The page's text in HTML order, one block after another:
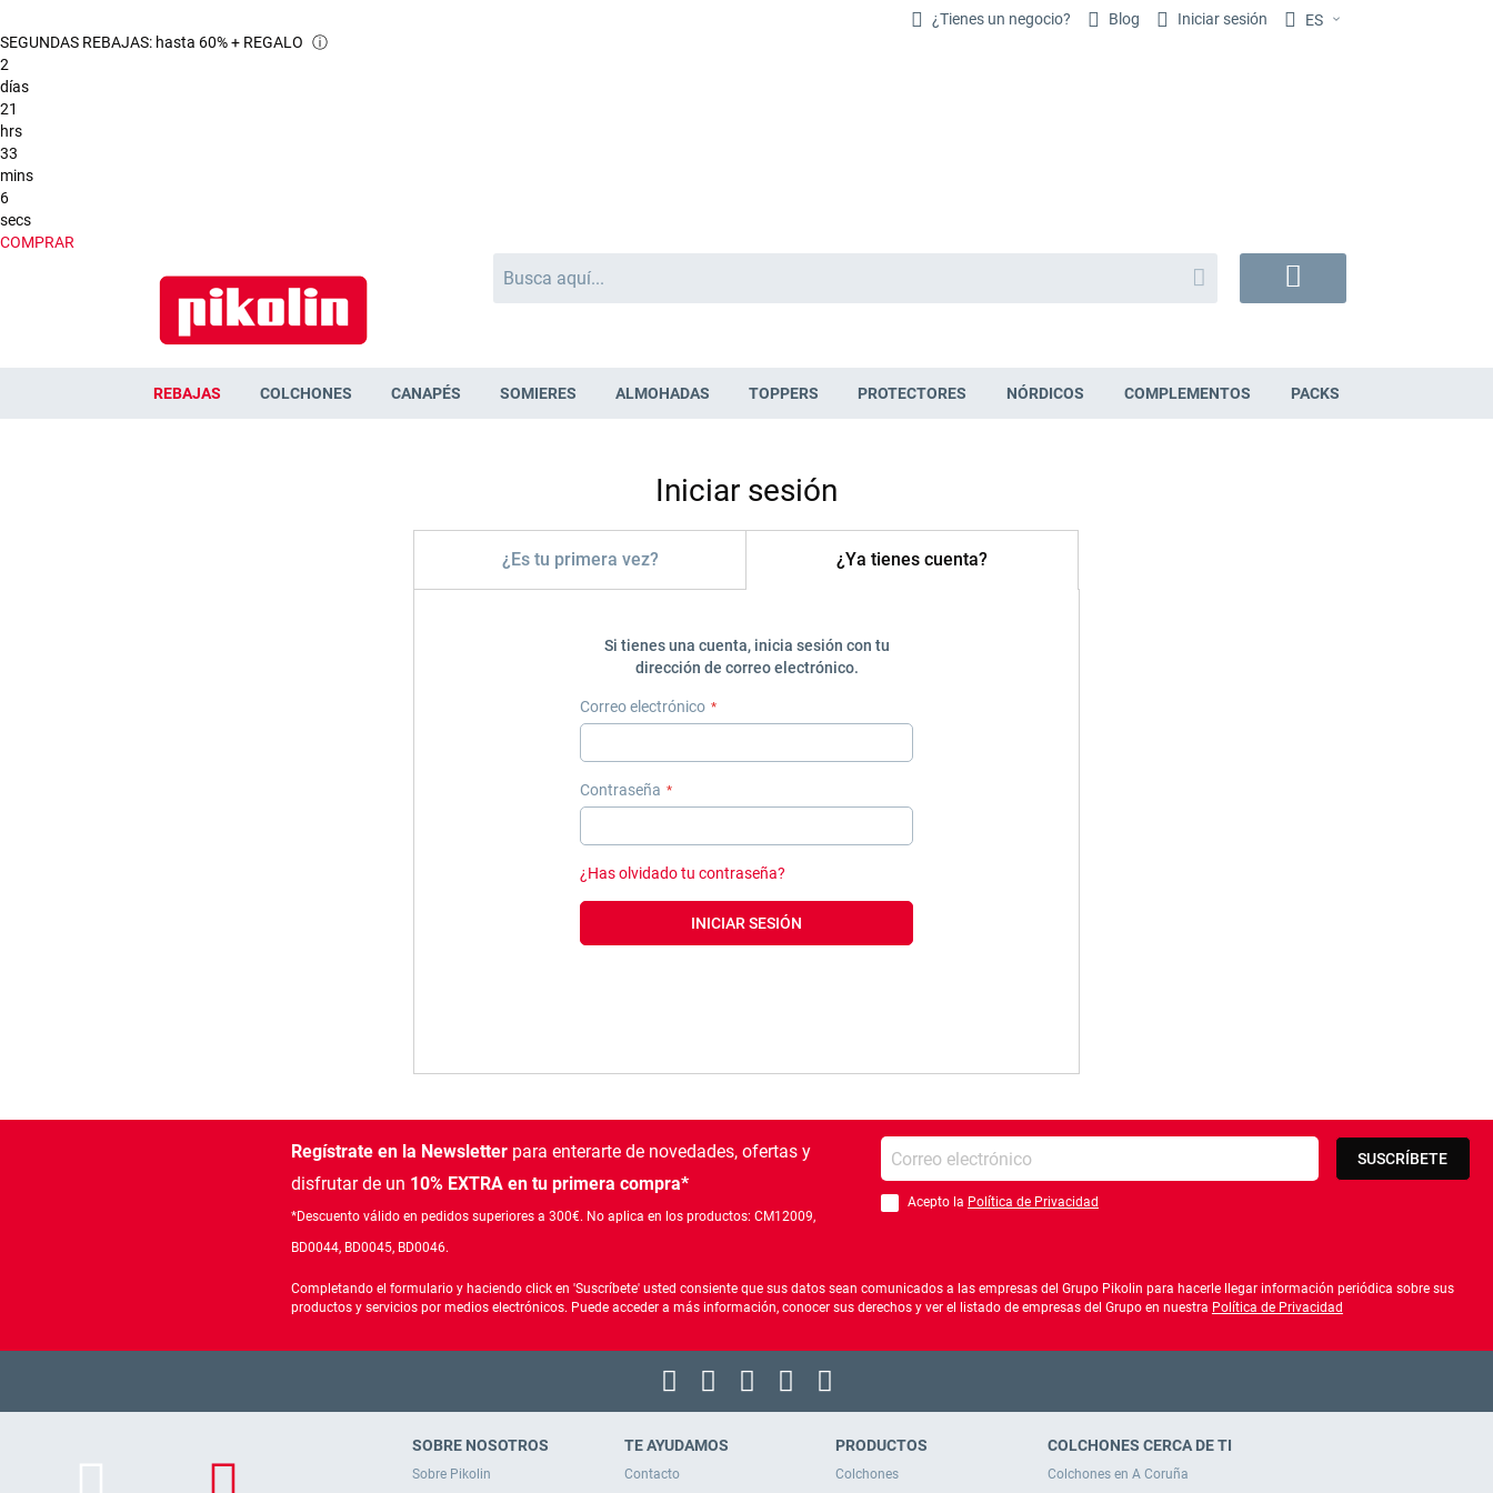
¿Tienes un negocio? Blog Iniciar sesión ES
Buscar
Buscar
SEGUNDAS REBAJAS: hasta 60% + REGALO ⓘ
2
días
21
hrs
33
mins
5
secs
COMPRAR
REBAJAS COLCHONES CANAPÉS SOMIERES ALMOHADAS TOPPERS PROTECTORES NÓRDICOS COMPLEMENTOS PACKS
Iniciar sesión
¿Es tu primera vez? ¿Ya tienes cuenta?
Si tienes una cuenta, inicia sesión con tu
dirección de correo electrónico.
Correo electrónico
Contraseña
¿Has olvidado tu contraseña?
INICIAR SESIÓN
Regístrate en la Newsletterpara enterarte de novedades, ofertas y
disfrutar de un 10% EXTRA en tu primera compra*
*Descuento válido en pedidos superiores a 300€. No aplica en los productos: CM12009,
BD0044, BD0045, BD0046.
Introduce tu e-mail
Debes aceptar la política de privacidad
Acepto la Política de Privacidad
SUSCRÍBETE
Completando el formulario y haciendo click en 'Suscríbete' usted consiente que sus datos sean comunicados a las empresas del Grupo Pikolin para hacerle llegar información periódica sobre sus
productos y servicios por medios electrónicos. Puede acceder a más información, conocer sus derechos y ver el listado de empresas del Grupo en nuestra Política de Privacidad
SOBRE NOSOTROS
Sobre Pikolin
TE AYUDAMOS
Contacto
PRODUCTOS
Colchones
COLCHONES CERCA DE TI
Colchones en A Coruña